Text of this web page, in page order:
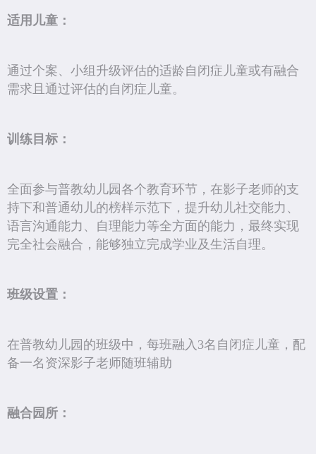
适用儿童：
通过个案、小组升级评估的适龄自闭症儿童或有融合
需求且通过评估的自闭症儿童。
训练目标：
全面参与普教幼儿园各个教育环节，在影子老师的支
持下和普通幼儿的榜样示范下，提升幼儿社交能力、
语言沟通能力、自理能力等全方面的能力，最终实现
完全社会融合，能够独立完成学业及生活自理。
班级设置：
在普教幼儿园的班级中，每班融入3名自闭症儿童，配
备一名资深影子老师随班辅助
融合园所：